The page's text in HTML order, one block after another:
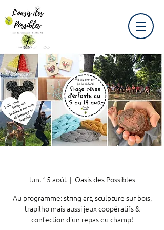
lun. 15 août
  |
Oasis des Possibles
Au programme: string art, sculpture sur bois,
trapilho mais aussi jeux coopératifs &
confection d'un repas du champ!